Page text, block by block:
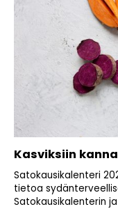
Kasviksiin
Satokausikalenteri
tietoa
Satokausikalenterin